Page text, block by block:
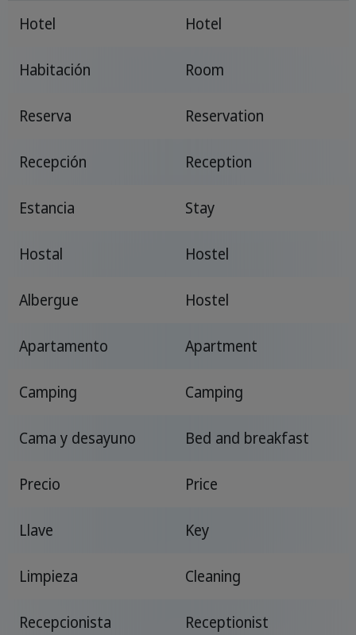
Hotel Hotel
Habitación Room
Reserva Reservation
Recepción Reception
Estancia Stay
Hostal Hostel
Albergue Hostel
Apartamento Apartment
Camping Camping
Cama y desayuno Bed and breakfast
Precio Price
Llave Key
Limpieza Cleaning
Recepcionista Receptionist